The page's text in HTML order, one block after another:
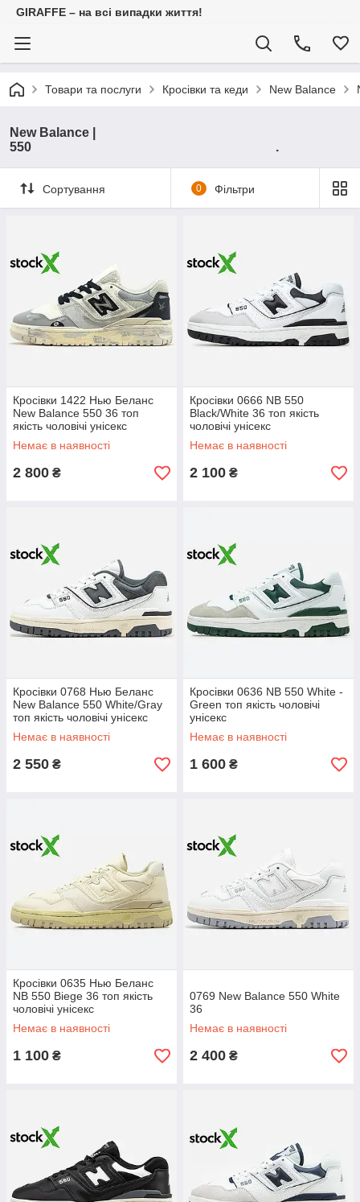
GIRAFFE – на всі випадки життя!
Товари та послуги Кросівки та кеди New Balance
New Balance |
550 .
Сортування 0 Фільтри
Кросівки 1422 Нью Беланс
New Balance 550 36 топ
якість чоловічі унісекс
Немає в наявності
2 800 ₴
Кросівки 0666 NB 550
Black/White 36 топ якість
чоловічі унісекс
Немає в наявності
2 100 ₴
Кросівки 0768 Нью Беланс
New Balance 550 White/Gray
топ якість чоловічі унісекс
Немає в наявності
2 550 ₴
Кросівки 0636 NB 550 White -
Green топ якість чоловічі
унісекс
Немає в наявності
1 600 ₴
Кросівки 0635 Нью Беланс
NB 550 Biege 36 топ якість
чоловічі унісекс
Немає в наявності
1 100 ₴
0769 New Balance 550 White
36
Немає в наявності
2 400 ₴